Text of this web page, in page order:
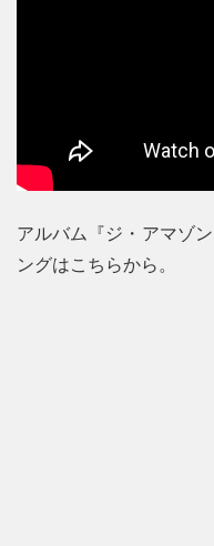
アルバム『ジ・アマゾ
ングはこちらから。